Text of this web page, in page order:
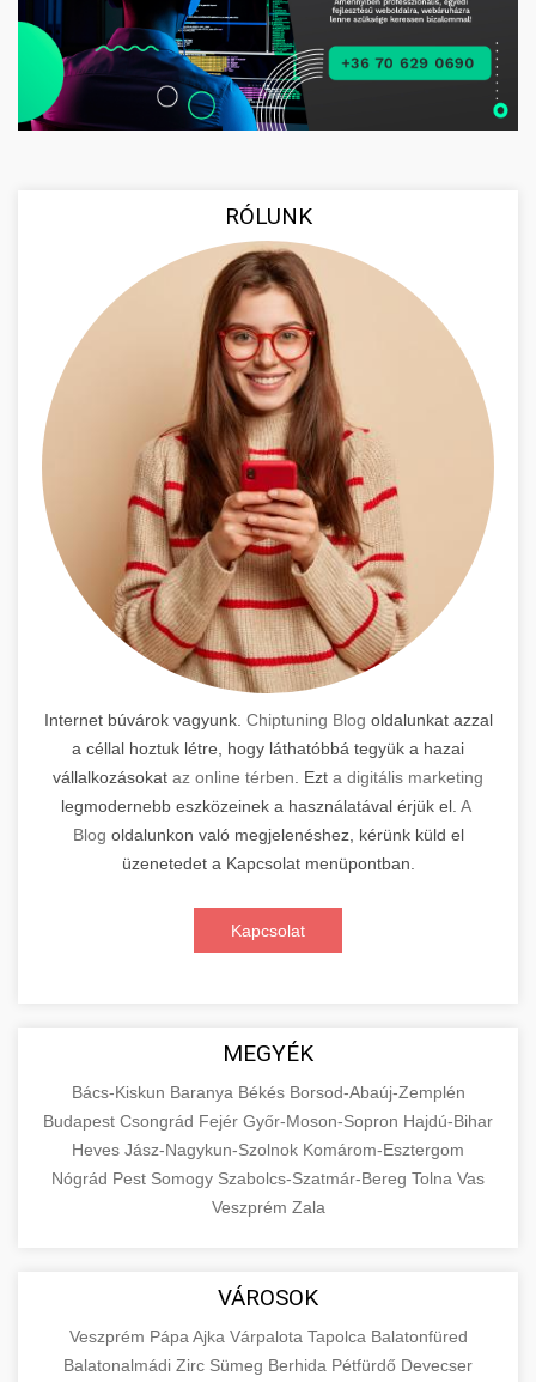
RÓLUNK
Internet búvárok vagyunk. Chiptuning Blog oldalunkat azzal
a céllal hoztuk létre, hogy láthatóbbá tegyük a hazai
vállalkozásokat az online térben . Ezt a digitális marketing
legmodernebb eszközeinek a használatával érjük el. A
Blog oldalunkon való megjelenéshez, kérünk küld el
üzenetedet a Kapcsolat menüpontban.
Kapcsolat
MEGYÉK
Bács-Kiskun Baranya Békés Borsod-Abaúj-Zemplén
Budapest Csongrád Fejér Győr-Moson-Sopron Hajdú-Bihar
Heves Jász-Nagykun-Szolnok Komárom-Esztergom
Nógrád Pest Somogy Szabolcs-Szatmár-Bereg Tolna Vas
Veszprém Zala
VÁROSOK
Veszprém Pápa Ajka Várpalota Tapolca Balatonfüred
Balatonalmádi Zirc Sümeg Berhida Pétfürdő Devecser